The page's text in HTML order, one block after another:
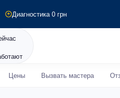
Диагностика 0 грн
Цены Вызвать мастера